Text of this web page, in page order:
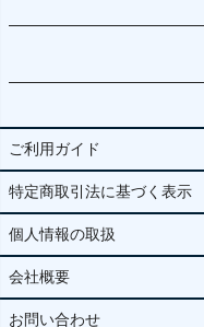
ご利用ガイド
特定商取引法に基づく表示
個人情報の取扱
会社概要
お問い合わせ